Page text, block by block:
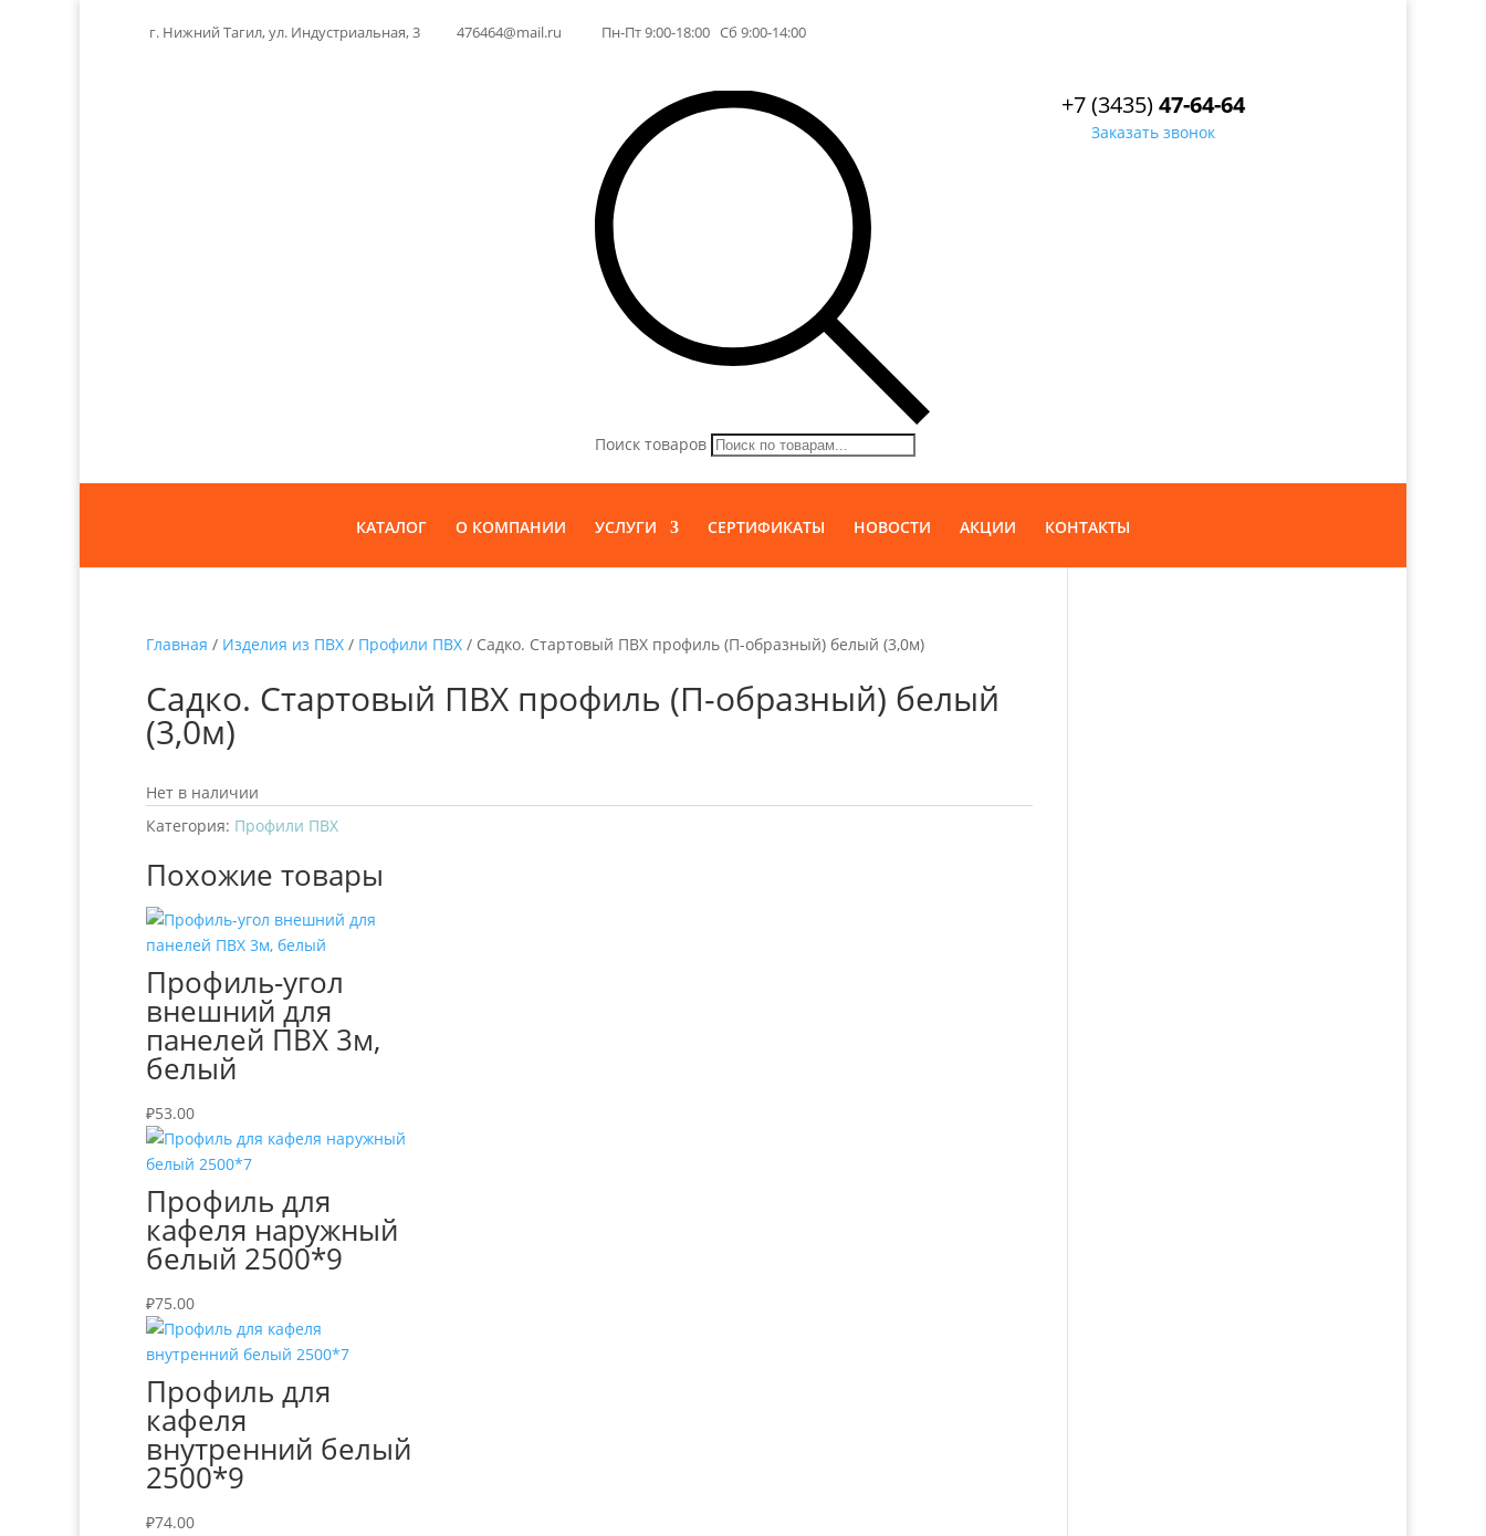
г. Нижний Тагил, ул. Индустриальная, 3 476464@mail.ru Пн-Пт 9:00-18:00 Сб 9:00-14:00
Поиск товаров
+7 (3435)47-64-64
Заказать звонок
КАТАЛОГ О КОМПАНИИ УСЛУГИ СЕРТИФИКАТЫ НОВОСТИ АКЦИИ КОНТАКТЫ
Главная / Изделия из ПВХ / Профили ПВХ / Садко. Стартовый ПВХ профиль (П-образный) белый (3,0м)
Садко. Стартовый ПВХ профиль (П-образный) белый
(3,0м)
Нет в наличии
Категория: Профили ПВХ
Похожие товары
Профиль-угол
внешний для
панелей ПВХ 3м,
белый
₽53.00
Профиль для
кафеля наружный
белый 2500*9
₽75.00
Профиль для
кафеля
внутренний белый
2500*9
₽74.00